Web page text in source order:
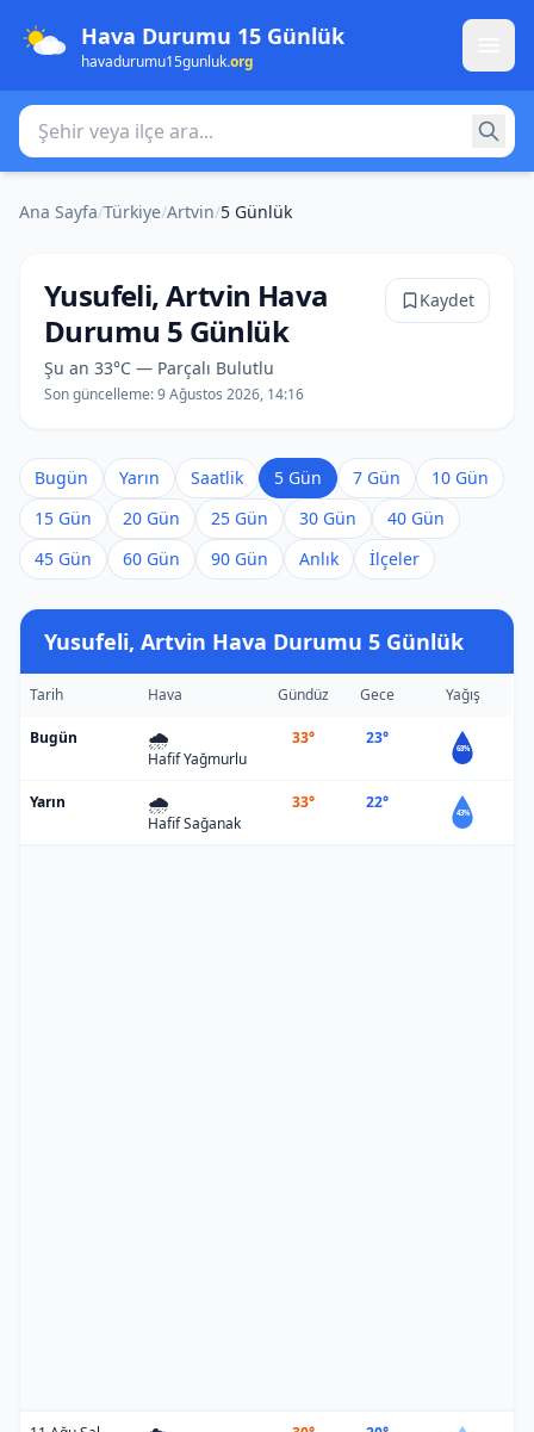
Hava Durumu 15 Günlük
havadurumu15gunluk.org
Şehir veya ilçe ara
Ana Sayfa/Türkiye/Artvin/5 Günlük
Yusufeli, Artvin Hava
Durumu 5 Günlük
Şu an 33°C — Parçalı Bulutlu
Son güncelleme:9 Ağustos 2026, 14:16
Kaydet
Bugün Yarın Saatlik 5 Gün 7 Gün
10 Gün
15 Gün
20 Gün 25 Gün 30 Gün
40 Gün
45 Gün
60 Gün 90 Gün Anlık İlçeler
Yusufeli, Artvin Hava Durumu 5 Günlük
Tarih Hava Gündüz Gece Yağış
Bugün 🌧️
Hafif Yağmurlu
33° 23°
68%
Yarın 🌧️
Hafif Sağanak
33° 22°
43%